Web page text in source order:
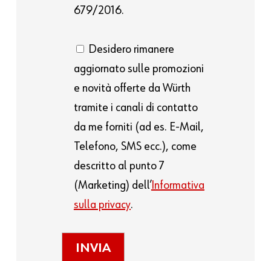
679/2016.
Desidero rimanere
aggiornato sulle promozioni
e novità offerte da Würth
tramite i canali di contatto
da me forniti (ad es. E-Mail,
Telefono, SMS ecc.), come
descritto al punto 7
(Marketing) dell’Informativa
sulla privacy.